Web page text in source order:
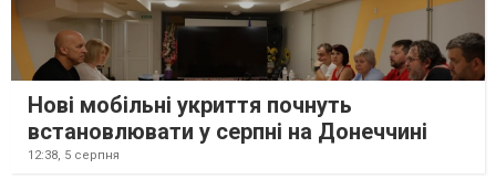
Нові мобільні укриття почнуть
встановлювати у серпні на Донеччині
12:38, 5 серпня